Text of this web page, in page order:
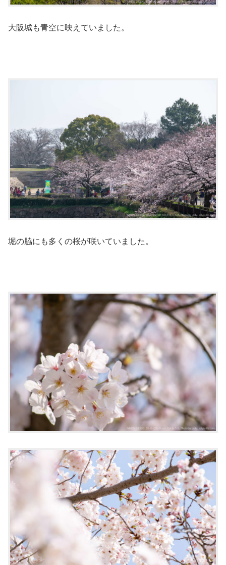
大阪城も青空に映えていました。
堀の脇にも多くの桜が咲いていました。